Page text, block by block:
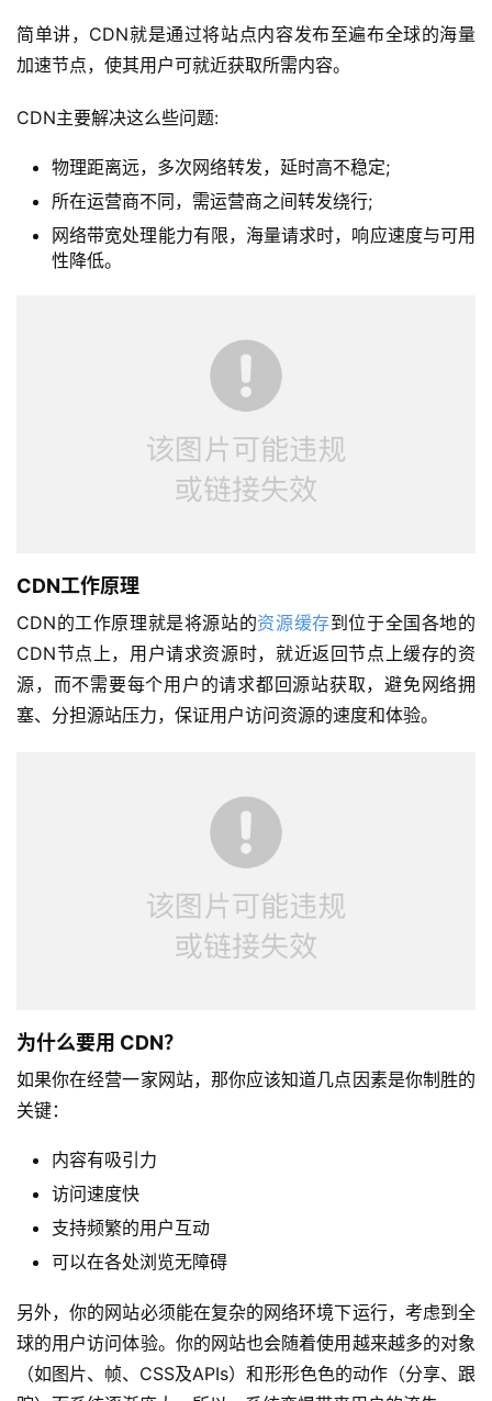
简单讲，CDN就是通过将站点内容发布至遍布全球的海量
加速节点，使其用户可就近获取所需内容。
CDN主要解决这么些问题:
物理距离远，多次网络转发，延时高不稳定;
所在运营商不同，需运营商之间转发绕行;
网络带宽处理能力有限，海量请求时，响应速度与可用
性降低。
CDN工作原理
CDN的工作原理就是将源站的资源缓存到位于全国各地的
CDN节点上，用户请求资源时，就近返回节点上缓存的资
源，而不需要每个用户的请求都回源站获取，避免网络拥
塞、分担源站压力，保证用户访问资源的速度和体验。
为什么要用 CDN？
如果你在经营一家网站，那你应该知道几点因素是你制胜的
关键：
内容有吸引力
访问速度快
支持频繁的用户互动
可以在各处浏览无障碍
另外，你的网站必须能在复杂的网络环境下运行，考虑到全
球的用户访问体验。你的网站也会随着使用越来越多的对象
（如图片、帧、CSS及APIs）和形形色色的动作（分享、跟